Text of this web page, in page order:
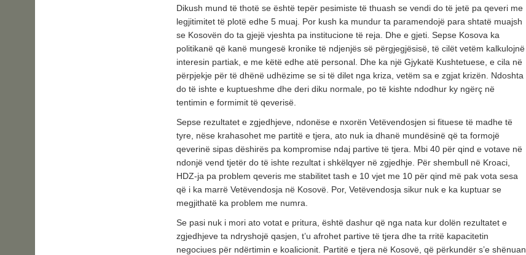
Dikush mund të thotë se është tepër pesimiste të thuash se vendi do të jetë pa qeveri me
legjitimitet të plotë edhe 5 muaj. Por kush ka mundur ta paramendojë para shtatë muajsh
se Kosovën do ta gjejë vjeshta pa institucione të reja. Dhe e gjeti. Sepse Kosova ka
politikanë që kanë mungesë kronike të ndjenjës së përgjegjësisë, të cilët vetëm kalkulojnë
interesin partiak, e me këtë edhe atë personal. Dhe ka një Gjykatë Kushtetuese, e cila në
përpjekje për të dhënë udhëzime se si të dilet nga kriza, vetëm sa e zgjat krizën. Ndoshta
do të ishte e kuptueshme dhe deri diku normale, po të kishte ndodhur ky ngërç në
tentimin e formimit të qeverisë.
Sepse rezultatet e zgjedhjeve, ndonëse e nxorën Vetëvendosjen si fituese të madhe të
tyre, nëse krahasohet me partitë e tjera, ato nuk ia dhanë mundësinë që ta formojë
qeverinë sipas dëshirës pa kompromise ndaj partive të tjera. Mbi 40 për qind e votave në
ndonjë vend tjetër do të ishte rezultat i shkëlqyer në zgjedhje. Për shembull në Kroaci,
HDZ-ja pa problem qeveris me stabilitet tash e 10 vjet me 10 për qind më pak vota sesa
që i ka marrë Vetëvendosja në Kosovë. Por, Vetëvendosja sikur nuk e ka kuptuar se
megjithatë ka problem me numra.
Se pasi nuk i mori ato votat e pritura, është dashur që nga nata kur dolën rezultatet e
zgjedhjeve ta ndryshojë qasjen, t’u afrohet partive të tjera dhe ta rritë kapacitetin
negociues për ndërtimin e koalicionit. Partitë e tjera në Kosovë, që përkundër s’e shënuan